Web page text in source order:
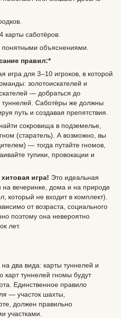
карты саботёров.
объяснениями.
правил:*
игра для 3–10 игроков, в которой
золотоискателей и
— добраться до
туннелей. Саботёры же должны
путь и создавая препятствия.
сокровища в подземелье,
(старатель). А возможно, вы
— тогда путайте гномов,
тупики, провокации и
игра! Это идеальная
на вечеринке, дома и на природе
который не входит в комплект).
от возраста, социального
поэтому она невероятно
лет.
два вида: карты туннелей и
туннелей гномы будут
Единственное правило
— участок шахты,
должен правильно
участками.